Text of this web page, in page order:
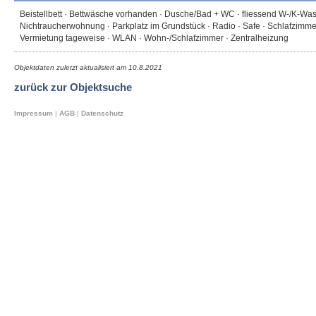
Beistellbett · Bettwäsche vorhanden · Dusche/Bad + WC · fliessend W-/K-
Nichtraucherwohnung · Parkplatz im Grundstück · Radio · Safe ·
Vermietung tageweise · WLAN · Wohn-/Schlafzimmer · Zentralheizung
Objektdaten zuletzt aktualisiert am 10.8.2021
zurück zur Objektsuche
Impressum | AGB | Datenschutz